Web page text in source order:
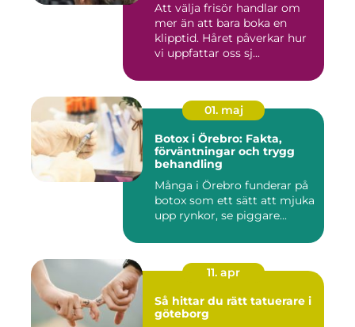
Att välja frisör handlar om
mer än att bara boka en
klipptid. Håret påverkar hur
vi uppfattar oss sj...
01. maj
Botox i Örebro: Fakta,
förväntningar och trygg
behandling
Många i Örebro funderar på
botox som ett sätt att mjuka
upp rynkor, se piggare...
11. apr
Så hittar du rätt tatuerare i
göteborg